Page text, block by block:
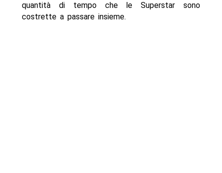
quantità di tempo che le Superstar sono
costrette a passare insieme.